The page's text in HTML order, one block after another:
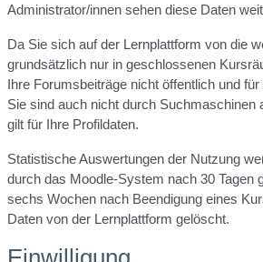
Administrator/innen sehen diese Daten
Da Sie sich auf der Lernplattform von die
grundsätzlich nur in geschlossenen
Ihre Forumsbeiträge nicht öffentlich und
Sie sind auch nicht durch Suchmaschinen
gilt für Ihre Profildaten.
Statistische Auswertungen der Nutzung
durch das Moodle-System nach 30 Tagen
sechs Wochen nach Beendigung eines
Daten von der Lernplattform gelöscht.